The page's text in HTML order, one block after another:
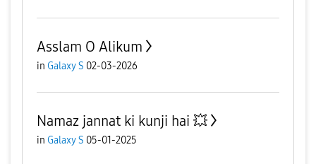
Asslam O Alikum
in Galaxy S 02-03-2026
Namaz jannat ki kunji hai 💥
in Galaxy S 05-01-2025